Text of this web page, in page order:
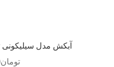
آبکش مدل
تومان